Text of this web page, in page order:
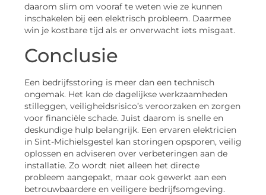
daarom slim om vooraf te weten wie ze kunnen
inschakelen bij een elektrisch probleem. Daarmee
win je kostbare tijd als er onverwacht iets misgaat.
Conclusie
Een bedrijfsstoring is meer dan een technisch
ongemak. Het kan de dagelijkse werkzaamheden
stilleggen, veiligheidsrisico’s veroorzaken en zorgen
voor financiële schade. Juist daarom is snelle en
deskundige hulp belangrijk. Een ervaren elektricien
in Sint-Michielsgestel kan storingen opsporen, veilig
oplossen en adviseren over verbeteringen aan de
installatie. Zo wordt niet alleen het directe
probleem aangepakt, maar ook gewerkt aan een
betrouwbaardere en veiligere bedrijfsomgeving.